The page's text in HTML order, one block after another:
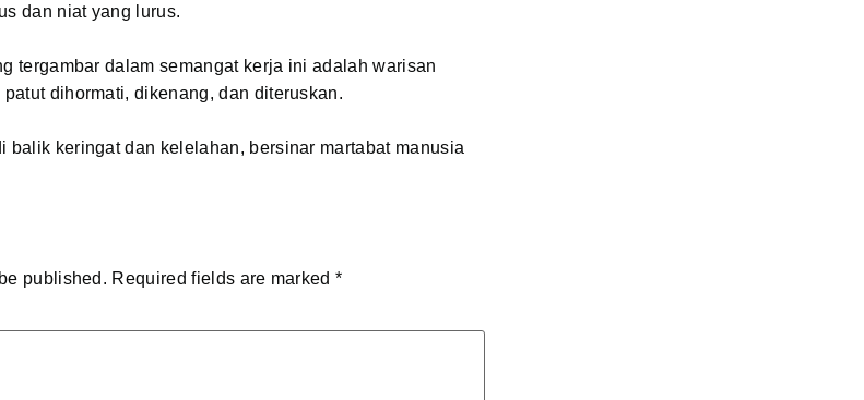
dan niat yang lurus.
tergambar dalam semangat kerja ini adalah warisan
dihormati, dikenang, dan diteruskan.
balik keringat dan kelelahan, bersinar martabat manusia
published. Required fields are marked*